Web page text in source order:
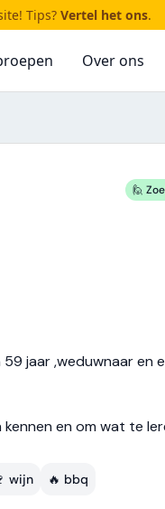
Tips? Vertel het ons.
Over ons
🙋
jaar ,weduwnaar en
en om wat te
wijn 🔥 bbq